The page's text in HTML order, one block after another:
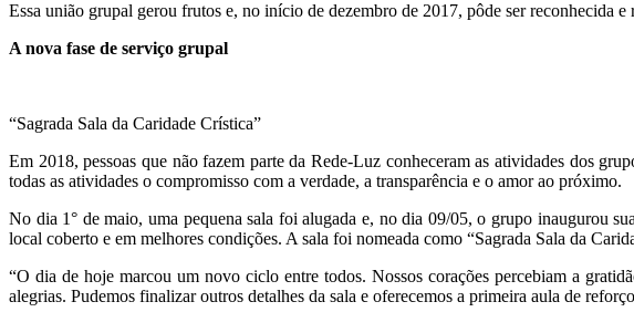
Essa união grupal gerou frutos e, no início de dezembro de 2017, pôde ser reconhecida
A nova fase de serviço grupal
“Sagrada Sala da Caridade Crística”
Em 2018, pessoas que não fazem parte da Rede-Luz conheceram as atividades dos
todas as atividades o compromisso com a verdade, a transparência e o amor ao próximo.
No dia 1° de maio, uma pequena sala foi alugada e, no dia 09/05, o grupo inaugurou
local coberto e em melhores condições. A sala foi nomeada como “Sagrada Sala da
“O dia de hoje marcou um novo ciclo entre todos. Nossos corações percebiam a
alegrias. Pudemos finalizar outros detalhes da sala e oferecemos a primeira aula de